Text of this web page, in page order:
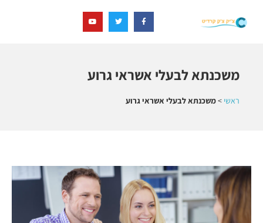
משכנתא לבעלי אשראי גרוע
ראשי >משכנתא לבעלי אשראי גרוע